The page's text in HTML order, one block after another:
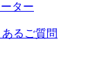
ター
あるご質問